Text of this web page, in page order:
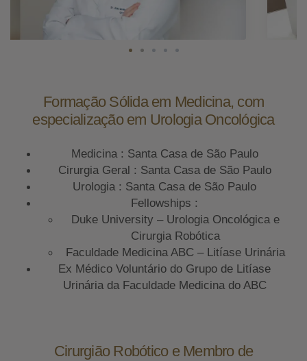
Formação Sólida em Medicina, com
especialização em Urologia Oncológica
Medicina : Santa Casa de São Paulo
Cirurgia Geral : Santa Casa de São Paulo
Urologia : Santa Casa de São Paulo
Fellowships :
Duke University – Urologia Oncológica e
Cirurgia Robótica
Faculdade Medicina ABC – Litíase Urinária
Ex Médico Voluntário do Grupo de Litíase
Urinária da Faculdade Medicina do ABC
Cirurgião Robótico e Membro de